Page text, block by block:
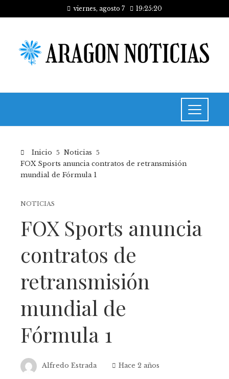
viernes, agosto 7 19:25:20
Inicio
Noticias
FOX Sports anuncia contratos de retransmisión
mundial de Fórmula 1
NOTICIAS
FOX Sports anuncia
contratos de
retransmisión
mundial de
Fórmula 1
Alfredo Estrada Hace 2 años